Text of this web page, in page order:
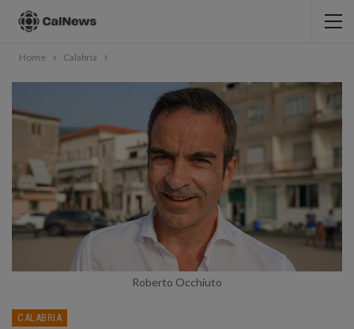
Home Calabria
Roberto Occhiuto
CALABRIA